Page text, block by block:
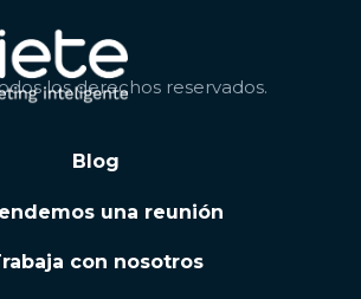
los derechos reservados.
Blog
una reunión
con nosotros